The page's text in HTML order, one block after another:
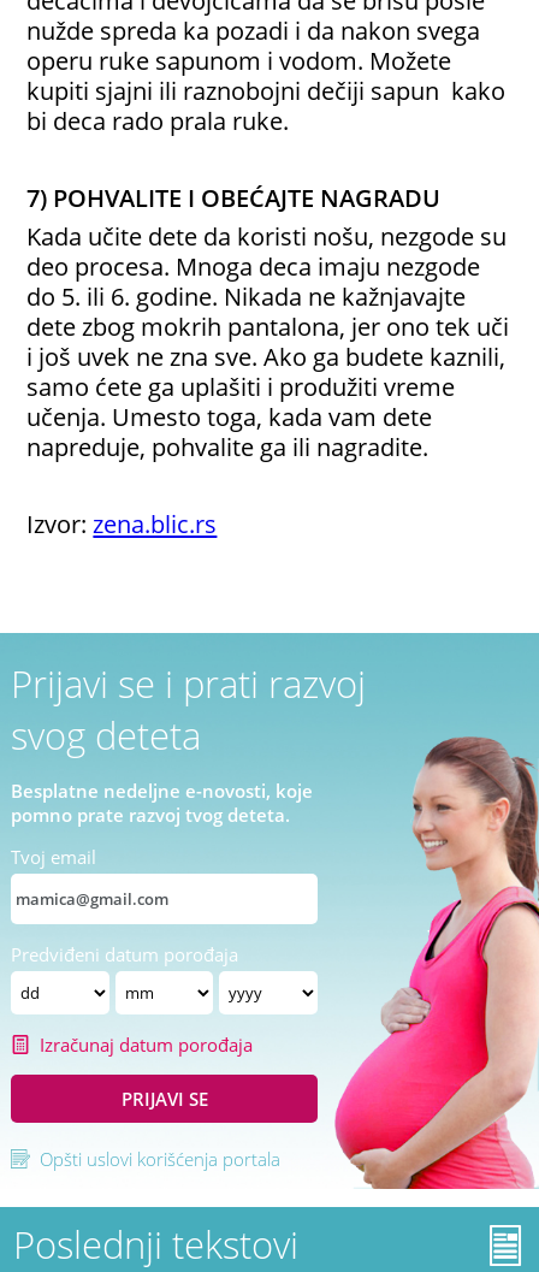
nužde spreda ka pozadi i da nakon svega
operu ruke sapunom i vodom. Možete
kupiti sjajni ili raznobojni dečiji sapun kako
bi deca rado prala ruke.
7) POHVALITE I OBEĆAJTE NAGRADU
Kada učite dete da koristi nošu, nezgode su
deo procesa. Mnoga deca imaju nezgode
do 5. ili 6. godine. Nikada ne kažnjavajte
dete zbog mokrih pantalona, jer ono tek uči
i još uvek ne zna sve. Ako ga budete kaznili,
samo ćete ga uplašiti i produžiti vreme
učenja. Umesto toga, kada vam dete
napreduje, pohvalite ga ili nagradite.
Izvor:zena.blic.rs
Prijavi se i prati razvoj
svog deteta
Besplatne nedeljne e-novosti, koje
pomno prate razvoj tvog deteta.
Tvoj email
Predviđeni datum porođaja
Izračunaj datum porođaja
PRIJAVI SE
Opšti uslovi korišćenja portala
Poslednji tekstovi